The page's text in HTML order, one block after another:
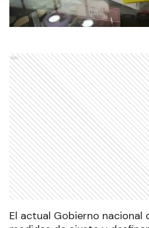
Ads
El actual Gobierno nacional